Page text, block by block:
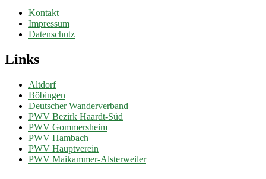
Kontakt
Impressum
Datenschutz
Links
Altdorf
Böbingen
Deutscher Wanderverband
PWV Bezirk Haardt-Süd
PWV Gommersheim
PWV Hambach
PWV Hauptverein
PWV Maikammer-Alsterweiler